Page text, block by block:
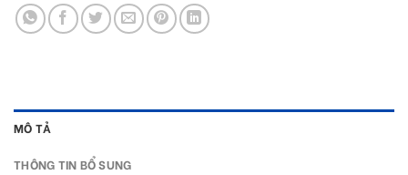
MÔ TẢ
THÔNG TIN BỔ SUNG